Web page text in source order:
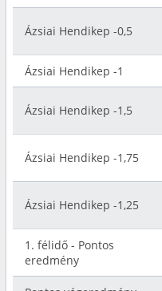
Ázsiai Hendikep -0,5
Ázsiai Hendikep -1
Ázsiai Hendikep -1,5
Ázsiai Hendikep -1,75
Ázsiai Hendikep -1,25
1. félidő - Pontos
eredmény